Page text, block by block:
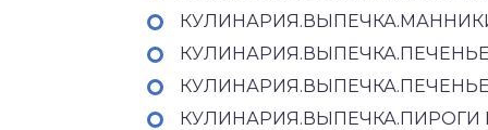
КУЛИНАРИЯ.ВЫПЕЧКА.ПЕЧЕНЬЕ
КУЛИНАРИЯ.ВЫПЕЧКА.ПИРОГИ